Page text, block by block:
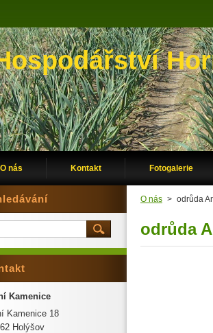
O nás Kontakt Fotogalerie
O nás > odrůda
odrůda
Kamenice
Kamenice 18
Holýšov